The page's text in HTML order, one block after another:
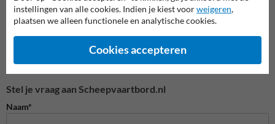
Stel je vraag aan Scheepvaartbord.nl
Naam*
instellingen van alle cookies. Indien je kiest voorweigeren,
plaatsen we alleen functionele en analytische cookies.
Cookies accepteren